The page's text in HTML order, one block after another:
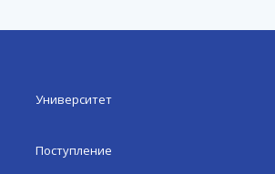
Университет
Поступление